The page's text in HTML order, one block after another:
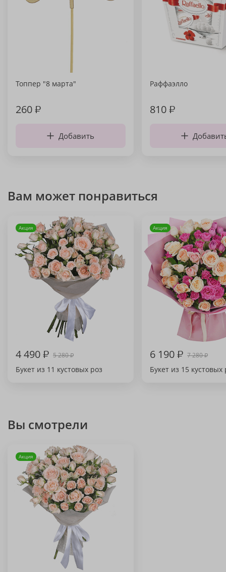
Топпер "8 марта"
260₽
Добавить
Раффаэлло
810₽
Вам может понравиться
Акция
4 490₽ 5 280₽
Букет из 11 кустовых роз
Акция
6 190₽ 7 280₽
Букет из 15 кустовых
Вы смотрели
Акция